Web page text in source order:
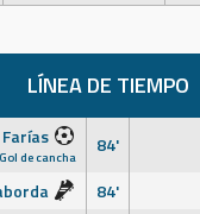
LÍNEA DE TIEMPO
Gol de cancha
84'
84'